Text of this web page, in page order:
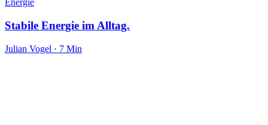
Energie
Stabile Energie im Alltag.
Julian Vogel · 7 Min